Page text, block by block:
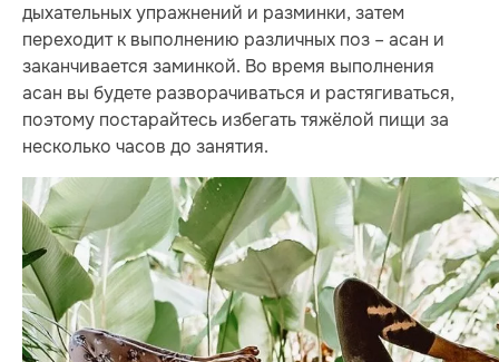
дыхательных упражнений и разминки, затем
переходит к выполнению различных поз – асан и
заканчивается заминкой. Во время выполнения
асан вы будете разворачиваться и растягиваться,
поэтому постарайтесь избегать тяжёлой пищи за
несколько часов до занятия.